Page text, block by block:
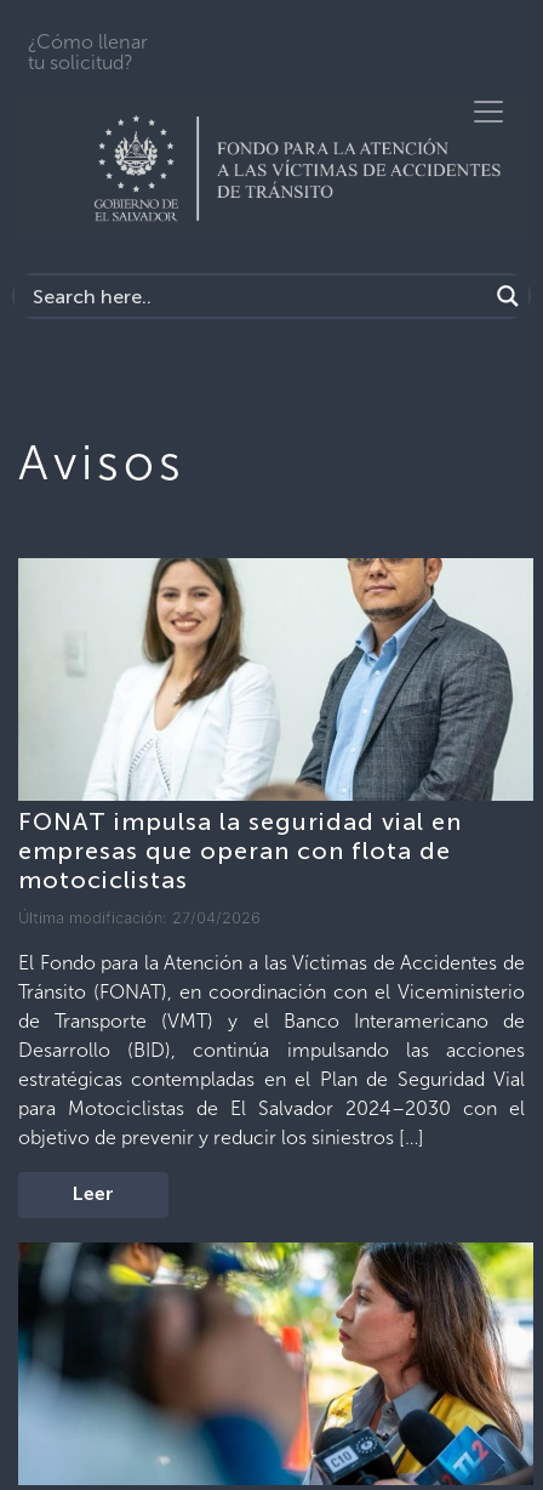
¿Cómo llenar
tu solicitud?
Avisos
FONAT impulsa la seguridad vial en
empresas que operan con flota de
motociclistas
Última modificación: 27/04/2026
El Fondo para la Atención a las Víctimas de Accidentes de
Tránsito (FONAT), en coordinación con el Viceministerio
de Transporte (VMT) y el Banco Interamericano de
Desarrollo (BID), continúa impulsando las acciones
estratégicas contempladas en el Plan de Seguridad Vial
para Motociclistas de El Salvador 2024–2030 con el
objetivo de prevenir y reducir los siniestros […]
Leer